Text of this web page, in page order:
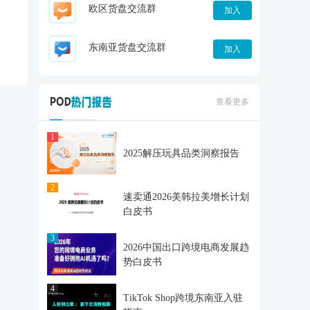
欧区货盘交流群 加入
东南亚货盘交流群 加入
查看更多
1
2025解压玩具品类洞察报告
2
速卖通2026美韩拉美增长计划
白皮书
3
2026中国出口跨境电商发展趋
势白皮书
4
TikTok Shop跨境东南亚入驻